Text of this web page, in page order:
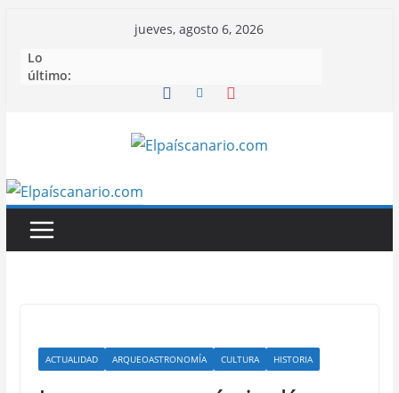
contenido
jueves, agosto 6, 2026
Lo
último:
ACTUALIDAD ARQUEOASTRONOMÍA CULTURA HISTORIA